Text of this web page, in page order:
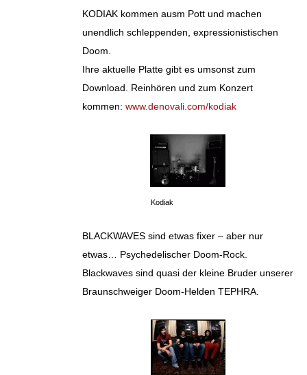
KODIAK kommen ausm Pott und machen
unendlich schleppenden, expressionistischen
Doom.
Ihre aktuelle Platte gibt es umsonst zum
Download. Reinhören und zum Konzert
kommen: www.denovali.com/kodiak
Kodiak
BLACKWAVES sind etwas fixer – aber nur
etwas… Psychedelischer Doom-Rock.
Blackwaves sind quasi der kleine Bruder unserer
Braunschweiger Doom-Helden TEPHRA.